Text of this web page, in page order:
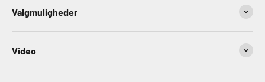
Valgmuligheder
Video